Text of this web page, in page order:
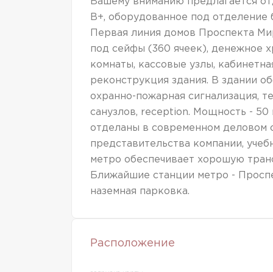
В+, оборудованное под
Первая линия домов Проспекта
под сейфы (360 ячеек), денежное
комнаты, кассовые узлы,
реконструкция здания. В здании
охранно-пожарная сигнализация,
санузлов, reception. Мощность -
отделаны в современном деловом
представительства компании,
метро обеспечивает хорошую
Ближайшие станции метро -
наземная парковка.
Расположение